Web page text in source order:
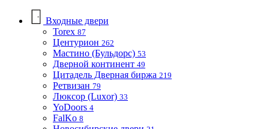
Входные двери
Torex 87
Центурион 262
Мастино (Бульдорс) 53
Дверной континент 49
Цитадель Дверная биржа 219
Ретвизан 79
Люксор (Luxor) 33
YoDoors 4
FalKo 8